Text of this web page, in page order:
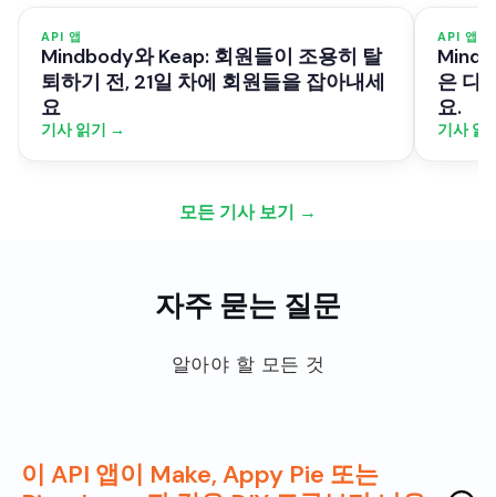
API 앱
Mindbody와 Keap: 회원들이 조용히 탈
퇴하기 전, 21일 차에 회원들을 잡아내세
요
기사 읽기 →
API 앱
은 다
요.
기사 읽
모든 기사 보기 →
자주 묻는 질문
알아야 할 모든 것
이 API 앱이 Make, Appy Pie 또는